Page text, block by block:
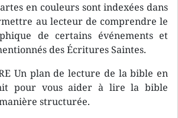
en couleurs sont indexées dans
au lecteur de comprendre le
de certains événements et
des Écritures Saintes.
Un plan de lecture de la bible en
pour vous aider à lire la bible
structurée.